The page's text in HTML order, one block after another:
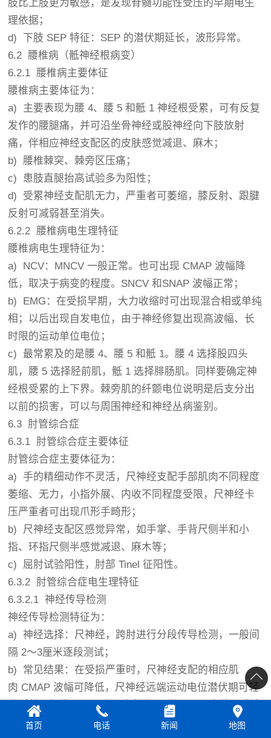
肢比上肢更为敏感，是发现脊髓功能性受压的早期电生
理依据；
d) 下肢 SEP 特征：SEP 的潜伏期延长，波形异常。
6.2 腰椎病（骶神经根病变）
6.2.1 腰椎病主要体征
腰椎病主要体征为：
a) 主要表现为腰 4、腰 5 和骶 1 神经根受累，可有反复
发作的腰腿痛，并可沿坐骨神经或股神经向下肢放射
痛，伴相应神经支配区的皮肤感觉减退、麻木；
b) 腰椎棘突、棘旁区压痛；
c) 患肢直腿抬高试验多为阳性；
d) 受累神经支配肌无力，严重者可萎缩，膝反射、跟腱
反射可减弱甚至消失。
6.2.2 腰椎病电生理特征
腰椎病电生理特征为：
a) NCV：MNCV 一般正常。也可出现 CMAP 波幅降
低，取决于病变的程度。SNCV 和SNAP 波幅正常；
b) EMG：在受损早期，大力收缩时可出现混合相或单纯
相；以后出现自发电位，由于神经修复出现高波幅、长
时限的运动单位电位；
c) 最常累及的是腰 4、腰 5 和骶 1。腰 4 选择股四头
肌，腰 5 选择胫前肌，骶 1 选择腓肠肌。同样要确定神
经根受累的上下界。棘旁肌的纤颤电位说明是后支分出
以前的损害，可以与周围神经和神经丛病鉴别。
6.3 肘管综合症
6.3.1 肘管综合症主要体征
肘管综合症主要体征为：
a) 手的精细动作不灵活，尺神经支配手部肌肉不同程度
萎缩、无力，小指外展、内收不同程度受限，尺神经卡
压严重者可出现爪形手畸形；
b) 尺神经支配区感觉异常，如手掌、手背尺侧半和小
指、环指尺侧半感觉减退、麻木等；
c) 屈肘试验阳性，肘部 Tinel 征阳性。
6.3.2 肘管综合症电生理特征
6.3.2.1 神经传导检测
神经传导检测特征为：
a) 神经选择：尺神经，跨肘进行分段传导检测，一般间
隔 2～3厘米逐段测试；
b) 常见结果：在受损严重时，尺神经支配的相应肌
肉 CMAP 波幅可降低，尺神经远端运动电位潜伏期可轻
度延长。如发现 2 厘米距离的传导时间≥ 0.8 毫秒，或波
幅骤降者，可确定该处卡压。SNCV 和 MNCV 在卡压处
首页 电话 新闻 地图